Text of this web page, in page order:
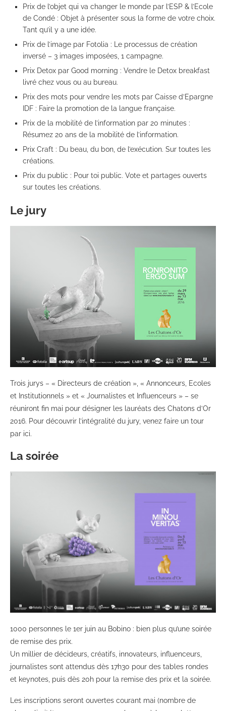
Prix de l’objet qui va changer le monde par l’ESP & l’Ecole
de Condé : Objet à présenter sous la forme de votre choix.
Tant qu’il y a une idée.
Prix de l’image par Fotolia : Le processus de création
inversé – 3 images imposées, 1 campagne.
Prix Detox par Good morning : Vendre le Detox breakfast
livré chez vous ou au bureau.
Prix des mots pour vendre les mots par Caisse d’Epargne
IDF : Faire la promotion de la langue française.
Prix de la mobilité de l’information par 20 minutes :
Résumez 20 ans de la mobilité de l’information.
Prix Craft : Du beau, du bon, de l’exécution. Sur toutes les
créations.
Prix du public : Pour toi public. Vote et partages ouverts
sur toutes les créations.
Le jury
Trois jurys – « Directeurs de création », « Annonceurs, Ecoles
et Institutionnels » et « Journalistes et Influenceurs » – se
réuniront fin mai pour désigner les lauréats des Chatons d’Or
2016. Pour découvrir l’intégralité du jury, venez faire un tour
par ici.
La soirée
1000 personnes le 1er juin au Bobino : bien plus qu’une soirée
de remise des prix.
Un millier de décideurs, créatifs, innovateurs, influenceurs,
journalistes sont attendus dès 17h30 pour des tables rondes
et keynotes, puis dès 20h pour la remise des prix et la soirée.
Les inscriptions seront ouvertes courant mai (nombre de